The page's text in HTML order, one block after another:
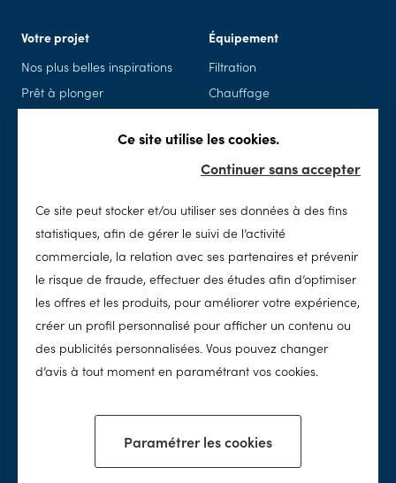
Votre projet
Nos plus belles inspirations
Prêt à plonger
Équipement
Filtration
Chauffage
Sécurité
Accessoires & loisirs
Entretien
Nettoyage
Chimie
Traitement de l'eau
SolidPool
Notre concept
Notre réseau
Nos valeurs
Nos conseils
Ce site utilise les cookies.
Continuer sans accepter
Ce site peut stocker et/ou utiliser ses données à des fins
statistiques, afin de gérer le suivi de l’activité
commerciale, la relation avec ses partenaires et prévenir
le risque de fraude, effectuer des études afin d’optimiser
les offres et les produits, pour améliorer votre expérience,
créer un profil personnalisé pour afficher un contenu ou
des publicités personnalisées. Vous pouvez changer
d’avis à tout moment en paramétrant vos cookies.
Paramétrer les cookies